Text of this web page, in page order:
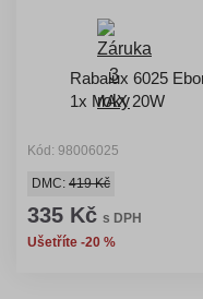
Rabalux 6025
1x MAX 20W
Kód: 98006025
DMC: 419 Kč
335 Kč s DPH
Ušetříte -20 %